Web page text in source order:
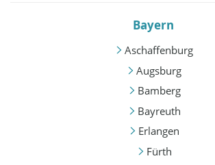
Bayern
Aschaffenburg
Augsburg
Bamberg
Bayreuth
Erlangen
Fürth